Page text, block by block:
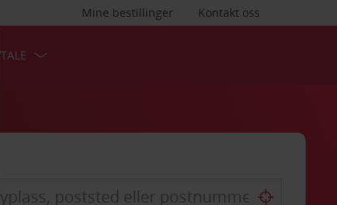
Kontakt oss
Mine bestillinger